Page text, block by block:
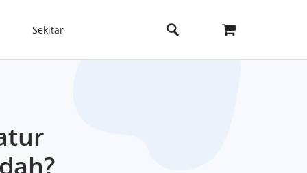
Sekitar